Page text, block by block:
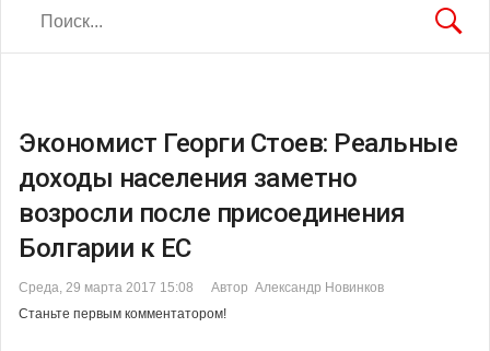
Экономист Георги Стоев: Реальные
доходы населения заметно
возросли после присоединения
Болгарии к ЕС
Среда, 29 марта 2017 15:08
Автор Александр Новинков
Станьте первым комментатором!